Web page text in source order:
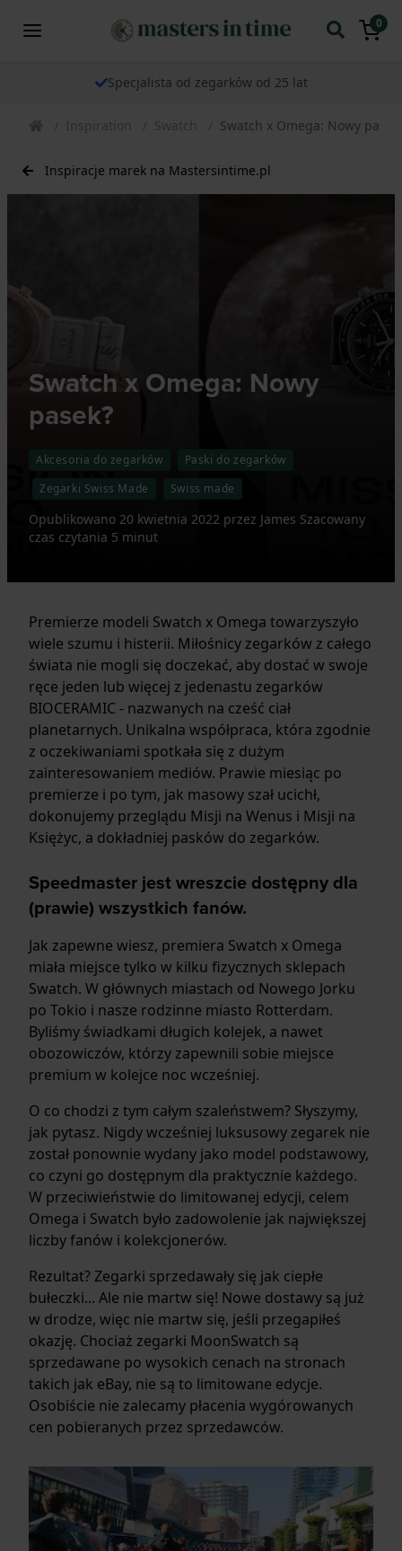
0
Specjalista od zegarków od 25 lat
Inspiration Swatch Swatch x Omega: Nowy
Inspiracje marek na Mastersintime.pl
Swatch x Omega: Nowy
pasek?
Akcesoria do zegarków
Paski do zegarków
Zegarki Swiss Made
Swiss made
Opublikowano 20 kwietnia 2022 przez James Szacowany
czas czytania 5 minut
Premierze modeli Swatch x Omega towarzyszyło
wiele szumu i histerii. Miłośnicy zegarków z całego
świata nie mogli się doczekać, aby dostać w swoje
ręce jeden lub więcej z jedenastu zegarków
BIOCERAMIC - nazwanych na cześć ciał
planetarnych. Unikalna współpraca, która zgodnie
z oczekiwaniami spotkała się z dużym
zainteresowaniem mediów. Prawie miesiąc po
premierze i po tym, jak masowy szał ucichł,
dokonujemy przeglądu Misji na Wenus i Misji na
Księżyc, a dokładniej pasków do zegarków.
Speedmaster jest wreszcie dostępny dla
(prawie) wszystkich fanów.
Jak zapewne wiesz, premiera Swatch x Omega
miała miejsce tylko w kilku fizycznych sklepach
Swatch. W głównych miastach od Nowego Jorku
po Tokio i nasze rodzinne miasto Rotterdam.
Byliśmy świadkami długich kolejek, a nawet
obozowiczów, którzy zapewnili sobie miejsce
premium w kolejce noc wcześniej.
O co chodzi z tym całym szaleństwem? Słyszymy,
jak pytasz. Nigdy wcześniej luksusowy zegarek nie
został ponownie wydany jako model podstawowy,
co czyni go dostępnym dla praktycznie każdego.
W przeciwieństwie do limitowanej edycji, celem
Omega i Swatch było zadowolenie jak największej
liczby fanów i kolekcjonerów.
Rezultat? Zegarki sprzedawały się jak ciepłe
bułeczki... Ale nie martw się! Nowe dostawy są już
w drodze, więc nie martw się, jeśli przegapiłeś
okazję. Chociaż zegarki MoonSwatch są
sprzedawane po wysokich cenach na stronach
takich jak eBay, nie są to limitowane edycje.
Osobiście nie zalecamy płacenia wygórowanych
cen pobieranych przez sprzedawców.